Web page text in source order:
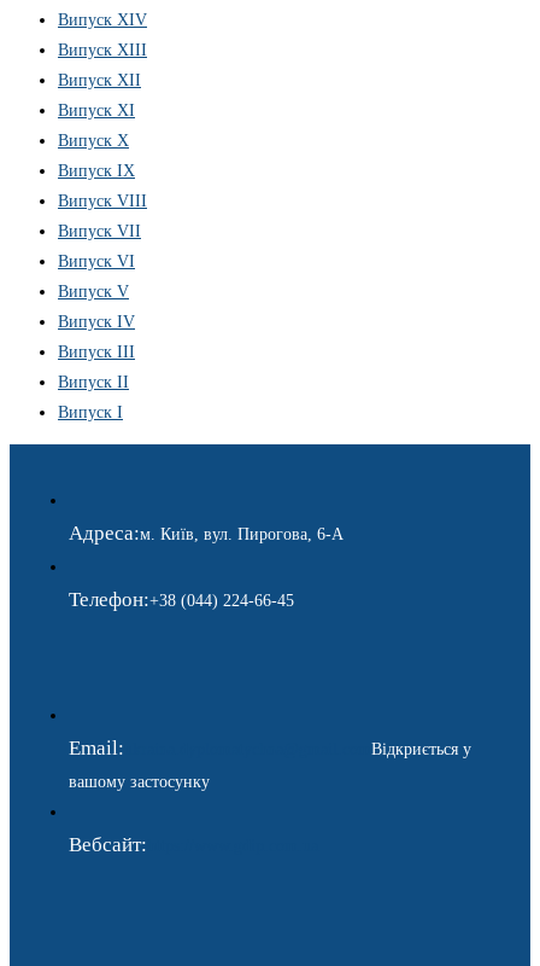
Випуск XIV
Випуск XIII
Випуск XII
Випуск XI
Випуск X
Випуск IX
Випуск VIII
Випуск VII
Випуск VI
Випуск V
Випуск IV
Випуск III
Випуск II
Випуск I
Адреса:м. Київ, вул. Пирогова, 6-А
Телефон:+38 (044) 224-66-45
Email:
Відкриється у
вашому застосунку
Вебсайт: